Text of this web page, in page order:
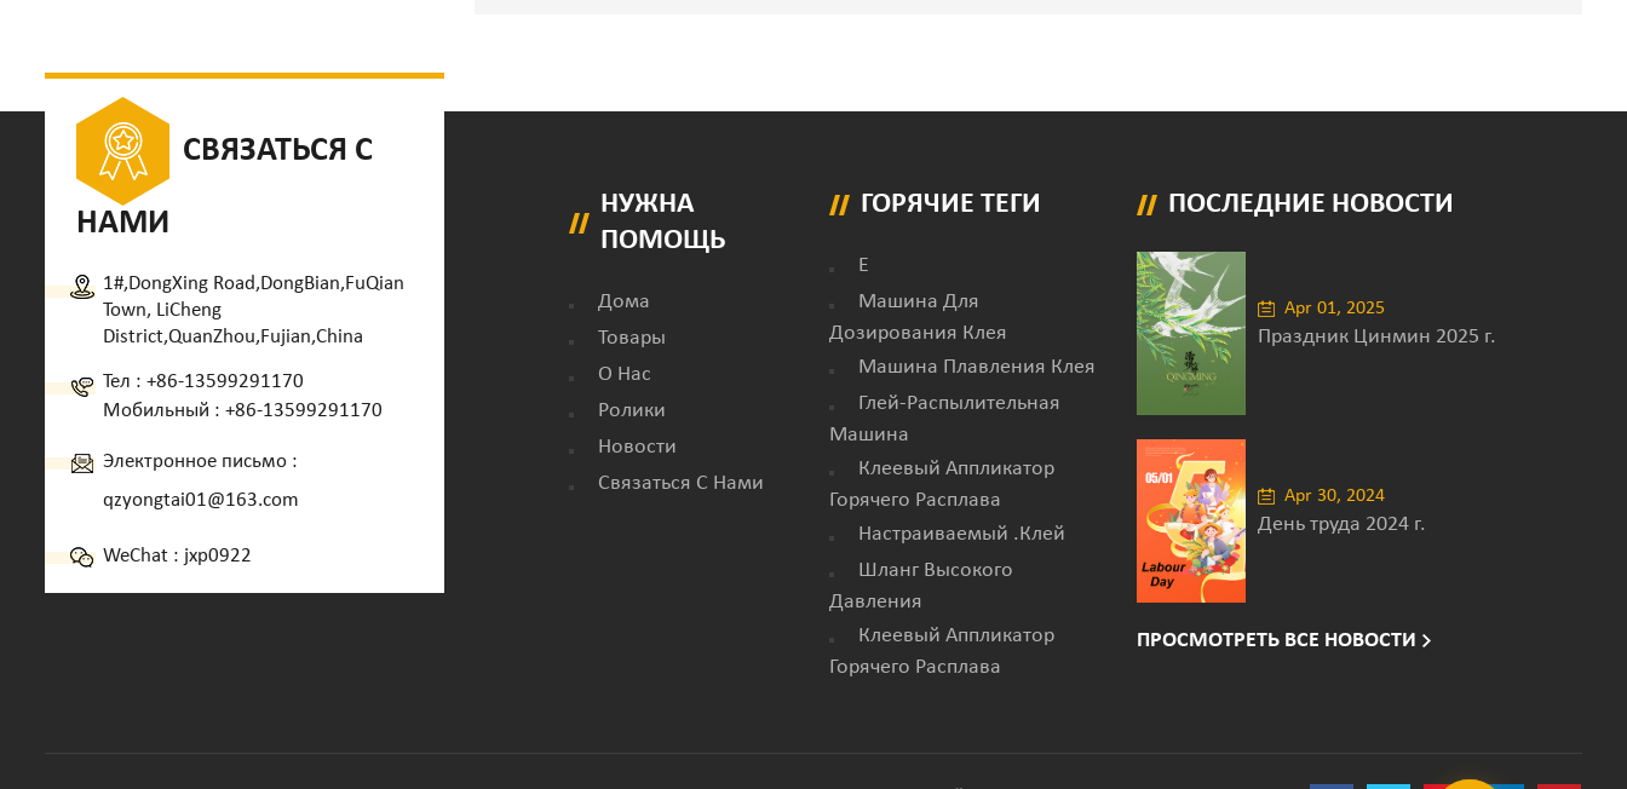
СВЯЗАТЬСЯ С
НАМИ
1#,DongXing Road,DongBian,FuQian
Town, LiCheng
District,QuanZhou,Fujian,China
Тел : +86-13599291170
Мобильный : +86-13599291170
Электронное письмо :
qzyongtai01@163.com
WeChat : jxp0922
НУЖНА
ПОМОЩЬ
Дома
Товары
О Нас
Ролики
Новости
Связаться С Нами
ГОРЯЧИЕ ТЕГИ
E
Машина Для
Дозирования Клея
Машина Плавления Клея
Глей-Распылительная
Машина
Клеевый Аппликатор
Горячего Расплава
Настраиваемый .клей
Шланг Высокого
Давления
Клеевый Аппликатор
Горячего Расплава
ПОСЛЕДНИЕ НОВОСТИ
Apr 01, 2025
Праздник Цинмин 2025 г.
Apr 30, 2024
День труда 2024 г.
ПРОСМОТРЕТЬ ВСЕ НОВОСТИ